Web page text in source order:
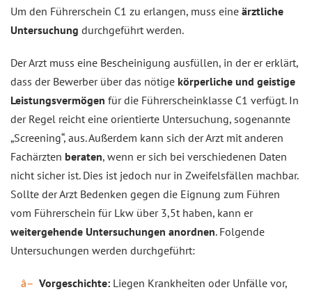
Um den Führerschein C1 zu erlangen, muss eine ärztliche
Untersuchung durchgeführt werden.
Der Arzt muss eine Bescheinigung ausfüllen, in der er erklärt,
dass der Bewerber über das nötige körperliche und geistige
Leistungsvermögen für die Führerscheinklasse C1 verfügt. In
der Regel reicht eine orientierte Untersuchung, sogenannte
„Screening“, aus. Außerdem kann sich der Arzt mit anderen
Fachärzten beraten, wenn er sich bei verschiedenen Daten
nicht sicher ist. Dies ist jedoch nur in Zweifelsfällen machbar.
Sollte der Arzt Bedenken gegen die Eignung zum Führen
vom Führerschein für Lkw über 3,5t haben, kann er
weitergehende Untersuchungen anordnen. Folgende
Untersuchungen werden durchgeführt:
Vorgeschichte: Liegen Krankheiten oder Unfälle vor,